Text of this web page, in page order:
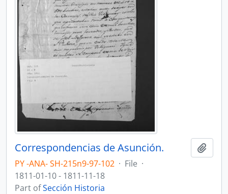
Correspondencias de Asunción.
PY -ANA- SH-215n9-97-102 · File ·
1811-01-10 - 1811-11-18
Part ofSección Historia